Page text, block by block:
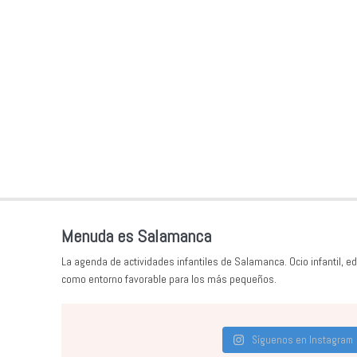
Menuda es Salamanca
La agenda de actividades infantiles de Salamanca. Ocio infantil,
como entorno favorable para los más pequeños.
Síguenos en Instagram